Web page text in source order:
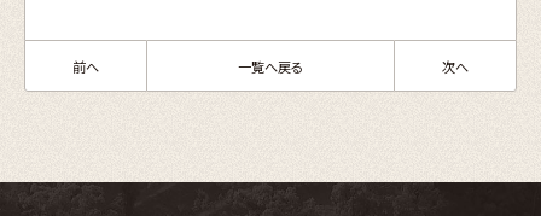
前へ 一覧へ戻る 次へ